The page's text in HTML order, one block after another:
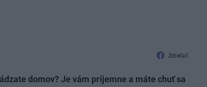
Zdieľať
domov? Je vám príjemne a máte chuť sa